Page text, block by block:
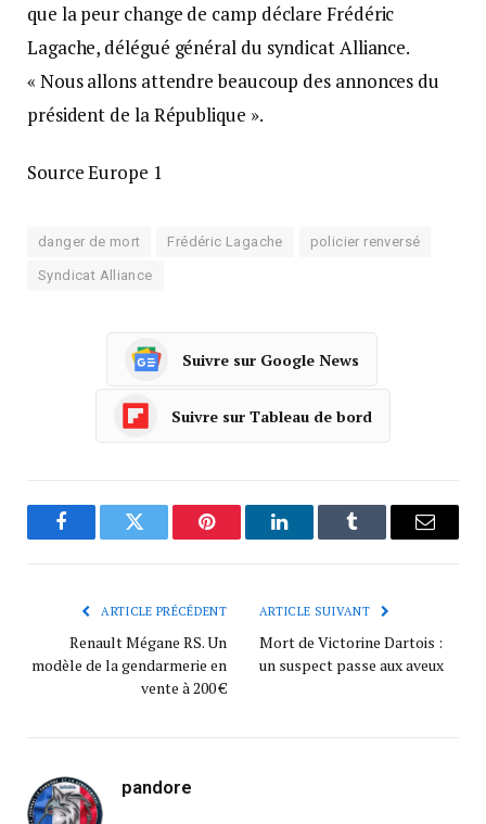
que la peur change de camp déclare Frédéric
Lagache, délégué général du syndicat Alliance.
« Nous allons attendre beaucoup des annonces du
président de la République ».
Source Europe 1
danger de mort Frédéric Lagache policier renversé
Syndicat Alliance
Suivre sur Google News
Suivre sur Tableau de bord
FacebookTwitter Pinterest LinkedInTumblr
ARTICLE PRÉCÉDENT
Renault Mégane RS. Un
modèle de la gendarmerie en
vente à 200 €
ARTICLE SUIVANT
Mort de Victorine Dartois :
un suspect passe aux aveux
pandore